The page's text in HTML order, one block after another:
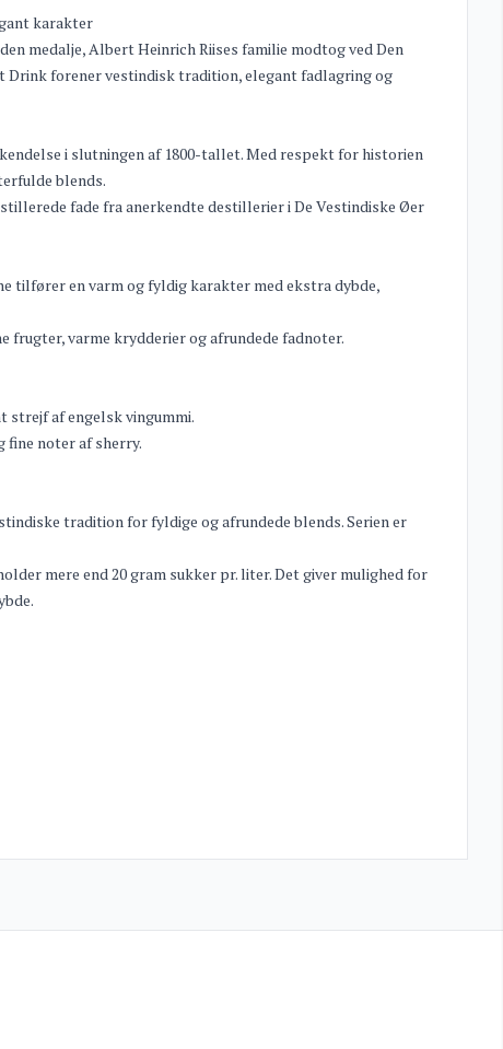
karakter
medalje, Albert Heinrich Riises familie modtog ved Den
Drink forener vestindisk tradition, elegant fadlagring og
i slutningen af 1800-tallet. Med respekt for historien
blends.
fade fra anerkendte destillerier i De Vestindiske Øer
tilfører en varm og fyldig karakter med ekstra dybde,
frugter, varme krydderier og afrundede fadnoter.
strejf af engelsk vingummi.
noter af sherry.
tradition for fyldige og afrundede blends. Serien er
mere end 20 gram sukker pr. liter. Det giver mulighed for